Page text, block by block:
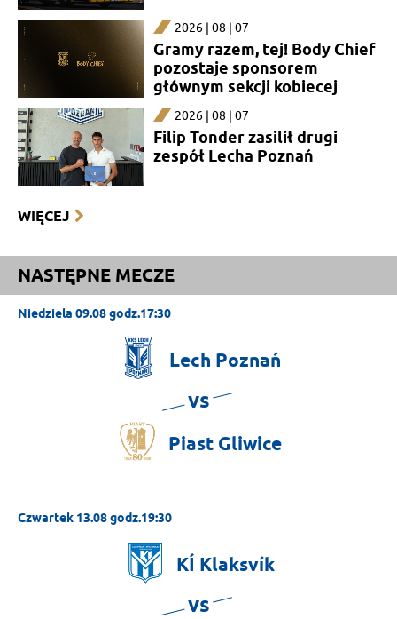
2026 | 08 | 07
Gramy razem, tej! Body Chief
pozostaje sponsorem
głównym sekcji kobiecej
2026 | 08 | 07
Filip Tonder zasilił drugi
zespół Lecha Poznań
WIĘCEJ
NASTĘPNE MECZE
Niedziela 09.08 godz.17:30
Lech Poznań
vs
Piast Gliwice
Czwartek 13.08 godz.19:30
KÍ Klaksvík
vs